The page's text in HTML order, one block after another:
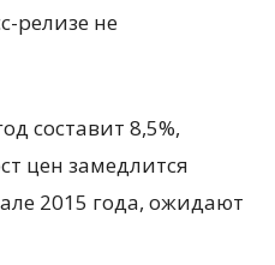
релизе не
составит 8,5%,
цен замедлится
2015 года, ожидают